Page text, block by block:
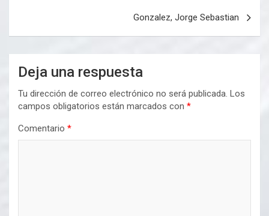
Gonzalez, Jorge Sebastian
Deja una respuesta
Tu dirección de correo electrónico no será publicada. Los
campos obligatorios están marcados con *
Comentario *